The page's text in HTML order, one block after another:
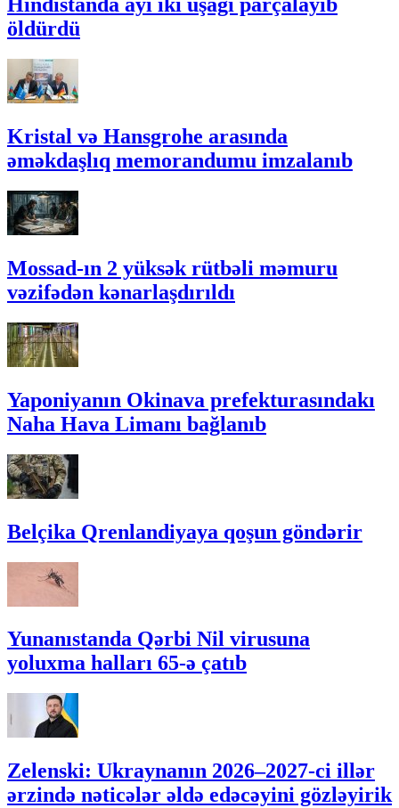
Hindistanda ayı iki uşağı parçalayıb
öldürdü
Kristal və Hansgrohe arasında
əməkdaşlıq memorandumu imzalanıb
Mossad-ın 2 yüksək rütbəli məmuru
vəzifədən kənarlaşdırıldı
Yaponiyanın Okinava prefekturasındakı
Naha Hava Limanı bağlanıb
Belçika Qrenlandiyaya qoşun göndərir
Yunanıstanda Qərbi Nil virusuna
yoluxma halları 65-ə çatıb
Zelenski: Ukraynanın 2026–2027-ci illər
ərzində nəticələr əldə edəcəyini gözləyirik